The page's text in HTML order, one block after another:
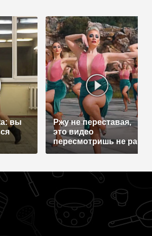
вы
Ржу не переставая,
это видео
пересмотришь не раз